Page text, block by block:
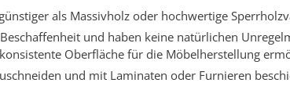
als Massivholz oder hochwertige
und haben keine natürlichen
Oberfläche für die Möbelherstellung
und mit Laminaten oder Furnieren